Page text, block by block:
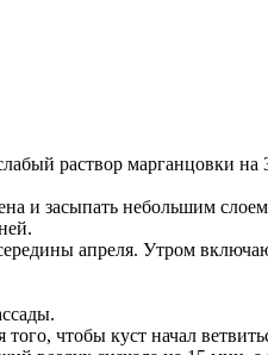
раствор марганцовки
и засыпать небольшим
апреля. Утром
чтобы куст начал